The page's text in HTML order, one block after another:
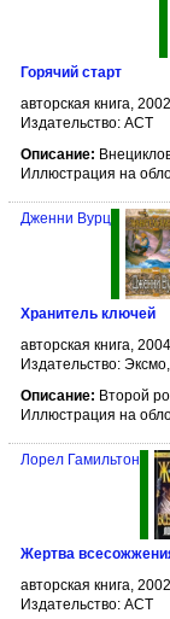
Горячий старт
авторская книга,
Издательство: АСТ
Описание:
Иллюстрация на
Дженни Вурц
Хранитель ключей
авторская книга,
Издательство:
Описание: Второй
Иллюстрация на
Лорел Гамильтон
Жертва
авторская книга,
Издательство: АСТ